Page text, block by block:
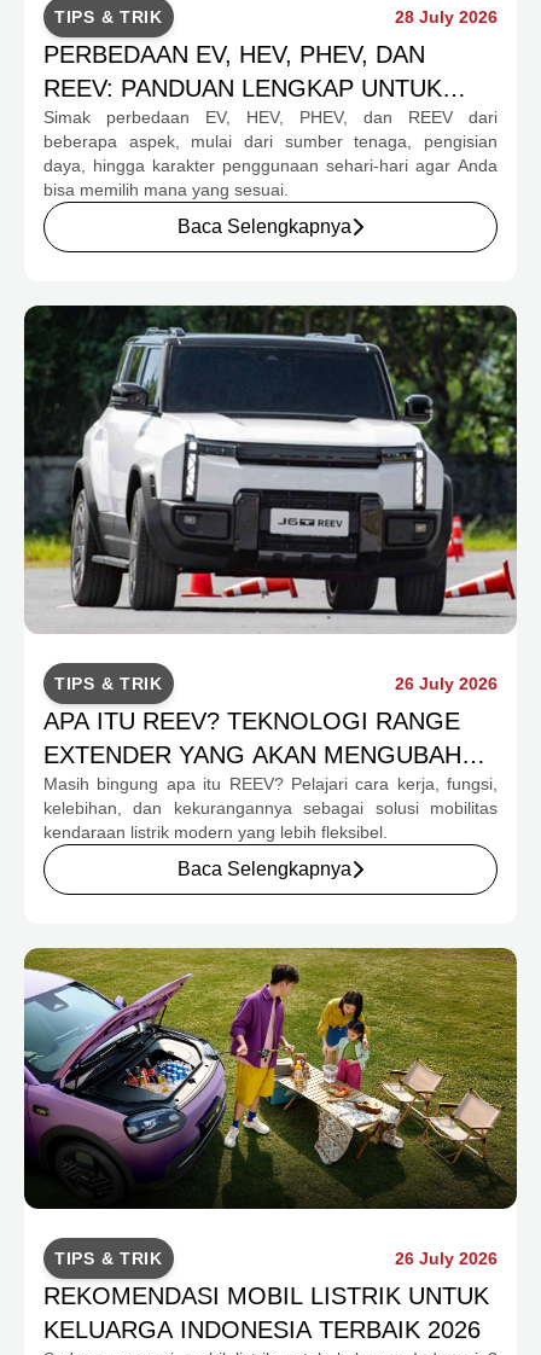
TIPS & TRIK 28 July 2026
PERBEDAAN EV, HEV, PHEV, DAN
REEV: PANDUAN LENGKAP UNTUK
CALON PEMBELI
Simak perbedaan EV, HEV, PHEV, dan REEV dari
beberapa aspek, mulai dari sumber tenaga, pengisian
daya, hingga karakter penggunaan sehari-hari agar Anda
bisa memilih mana yang sesuai.
Baca Selengkapnya
TIPS & TRIK 26 July 2026
APA ITU REEV? TEKNOLOGI RANGE
EXTENDER YANG AKAN MENGUBAH
MOBILITAS EV INDONESIA
Masih bingung apa itu REEV? Pelajari cara kerja, fungsi,
kelebihan, dan kekurangannya sebagai solusi mobilitas
kendaraan listrik modern yang lebih fleksibel.
Baca Selengkapnya
TIPS & TRIK 26 July 2026
REKOMENDASI MOBIL LISTRIK UNTUK
KELUARGA INDONESIA TERBAIK 2026